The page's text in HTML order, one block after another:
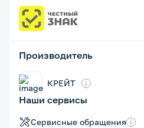
Производитель
КРЕЙТ i
Наши сервисы
Сервисные обращения i